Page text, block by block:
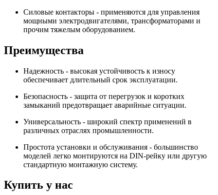
Силовые контакторы - применяются для управления
мощными электродвигателями, трансформаторами и
прочим тяжелым оборудованием.
Преимущества
Надежность - высокая устойчивость к износу
обеспечивает длительный срок эксплуатации.
Безопасность - защита от перегрузок и коротких
замыканий предотвращает аварийные ситуации.
Универсальность - широкий спектр применений в
различных отраслях промышленности.
Простота установки и обслуживания - большинство
моделей легко монтируются на DIN-рейку или другую
стандартную монтажную систему.
Купить у нас